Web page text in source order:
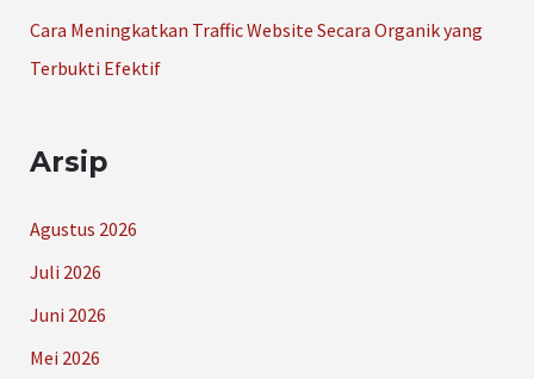
Cara Meningkatkan Traffic Website Secara Organik yang
Terbukti Efektif
Arsip
Agustus 2026
Juli 2026
Juni 2026
Mei 2026